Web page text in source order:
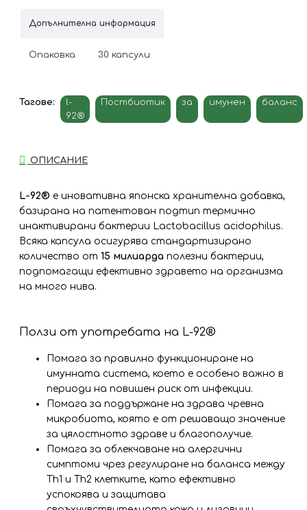
Допълнителна информация
Опаковка 30 капсули
Тагове:
l-
92®
Постбиотик за имунен баланс
ОПИСАНИЕ
L-92® е иновативна японска хранителна добавка,
базирана на патентован подтип термично
инактивирани бактерии Lactobacillus acidophilus.
Всяка капсула осигурява стандартизирано
количество от 15 милиарда полезни бактерии,
подпомагащи ефективно здравето на организма
на много нива.
Ползи от употребата на L-92®
Помага за правилно функциониране на
имунната система, което е особено важно в
периоди на повишен риск от инфекции.
Помага за поддържане на здрава чревна
микробиота, която е от решаващо значение
за цялостното здраве и благополучие.
Помага за облекчаване на алергични
симптоми чрез регулиране на баланса между
Th1 и Th2 клетките, като ефективно
успокоява и защитава